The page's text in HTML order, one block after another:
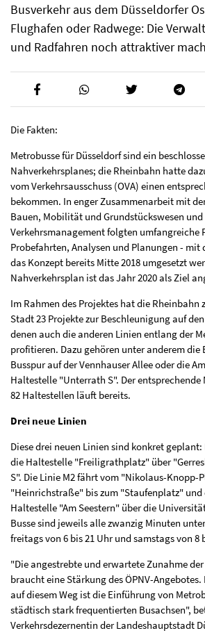
Busverkehr aus dem Düsseldorfer
Flughafen oder Radwege: Die
und Radfahren noch attraktiver
Die Fakten:
Metrobusse für Düsseldorf sind ein
Nahverkehrsplanes; die Rheinbahn hatte
vom Verkehrsausschuss (OVA) einen
bekommen. In enger Zusammenarbeit mit
Bauen, Mobilität und Grundstückswesen
Verkehrsmanagement folgten umfangreiche
Probefahrten, Analysen und Planungen - mit
das Konzept bereits Mitte 2018 umgesetzt
Nahverkehrsplan ist das Jahr 2020 als Ziel
Im Rahmen des Projektes hat die Rheinbahn
Stadt 23 Projekte zur Beschleunigung auf
denen auch die anderen Linien entlang der
profitieren. Dazu gehören unter anderem
Busspur auf der Vennhauser Allee oder die
Haltestelle "Unterrath S". Der entsprechende
82 Haltestellen läuft bereits.
Drei neue Linien
Diese drei neuen Linien sind konkret
die Haltestelle "Freiligrathplatz" über
S". Die Linie M2 fährt vom "Nikolaus-Knopp-
"Heinrichstraße" bis zum "Staufenplatz" und
Haltestelle "Am Seestern" über die
Busse sind jeweils alle zwanzig Minuten
freitags von 6 bis 21 Uhr und samstags von 8
"Die angestrebte und erwartete Zunahme
braucht eine Stärkung des ÖPNV-
auf diesem Weg ist die Einführung von
städtisch stark frequentierten Busachsen",
Verkehrsdezernentin der Landeshauptstadt